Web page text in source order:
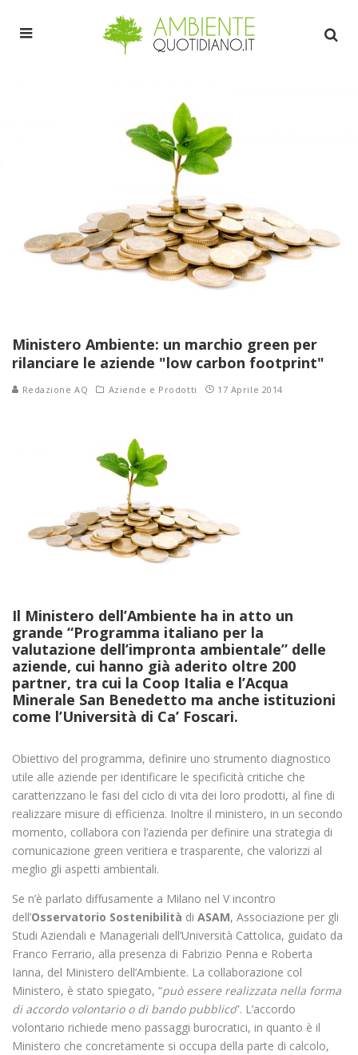
Ministero Ambiente: un marchio green per
rilanciare le aziende "low carbon footprint"
Redazione AQ Aziende e Prodotti 17 Aprile 2014
Il Ministero dell’Ambiente ha in atto un
grande “Programma italiano per la
valutazione dell’impronta ambientale” delle
aziende, cui hanno già aderito oltre 200
partner, tra cui la Coop Italia e l’Acqua
Minerale San Benedetto ma anche istituzioni
come l’Università di Ca’ Foscari.
Obiettivo del programma, definire uno strumento diagnostico
utile alle aziende per identificare le specificità critiche che
caratterizzano le fasi del ciclo di vita dei loro prodotti, al fine di
realizzare misure di efficienza. Inoltre il ministero, in un secondo
momento, collabora con l’azienda per definire una strategia di
comunicazione green veritiera e trasparente, che valorizzi al
meglio gli aspetti ambientali.
Se n’è parlato diffusamente a Milano nel V incontro
dell’Osservatorio Sostenibilità di ASAM, Associazione per gli
Studi Aziendali e Manageriali dell’Università Cattolica, guidato da
Franco Ferrario, alla presenza di Fabrizio Penna e Roberta
Ianna, del Ministero dell’Ambiente. La collaborazione col
Ministero, è stato spiegato, “può essere realizzata nella forma
di accordo volontario o di bando pubblico”. L’accordo
volontario richiede meno passaggi burocratici, in quanto è il
Ministero che concretamente si occupa della parte di calcolo,